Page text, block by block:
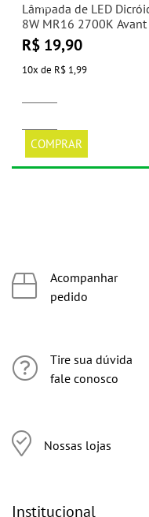
Lâmpada de LED
8W MR16 2700K Avant
R$ 19,90
10x de R$ 1,99
COMPRAR
Acompanhar
pedido
Tire sua dúvida
fale conosco
Nossas lojas
Institucional